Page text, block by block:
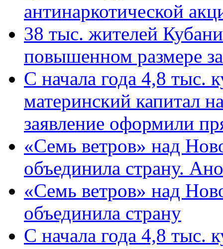
антинаркотической
38 тыс. жителей
повышенном размере
С начала года 4,8 тыс.
материнский капитал
заявление оформили
«Семь ветров» над
объединила страну.
«Семь ветров» над
объединила страну
С начала года 4,8 тыс.